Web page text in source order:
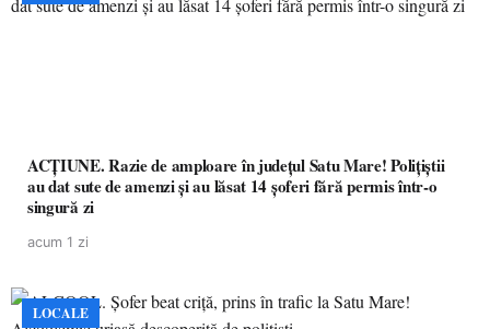
ACȚIUNE. Razie de amploare în județul Satu Mare! Polițiștii
au dat sute de amenzi și au lăsat 14 șoferi fără permis într-o
singură zi
acum 1 zi
LOCALE